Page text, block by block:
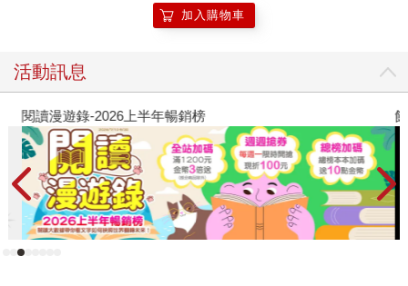
加入購物車
活動訊息
閱讀漫遊錄-2026上半年暢銷榜